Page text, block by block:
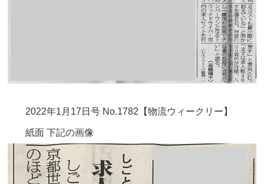
2022年1月17日号 No.1782【物流ウィークリー】
紙面 下記の画像